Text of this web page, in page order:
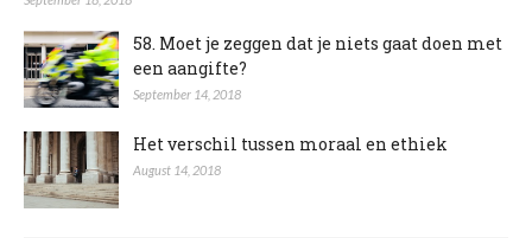
58. Moet je zeggen dat je niets gaat doen met
een aangifte?
September 14, 2018
Het verschil tussen moraal en ethiek
August 14, 2018